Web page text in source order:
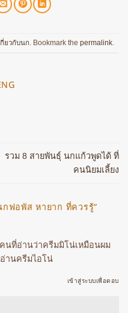
ยวกับนก . Bookmark the permalink
รวม 8 สายพันธุ์ นกแก้วพูดได้ ที่
คนนิยมเลี้ยง
กฟอพัส หายาก ที่ควรรู้”
นที่อ่านว่าครีมมิโน่เหมือนผม
านครีมไอโน่
เข้าสู่ระบบเพื่อตอบ